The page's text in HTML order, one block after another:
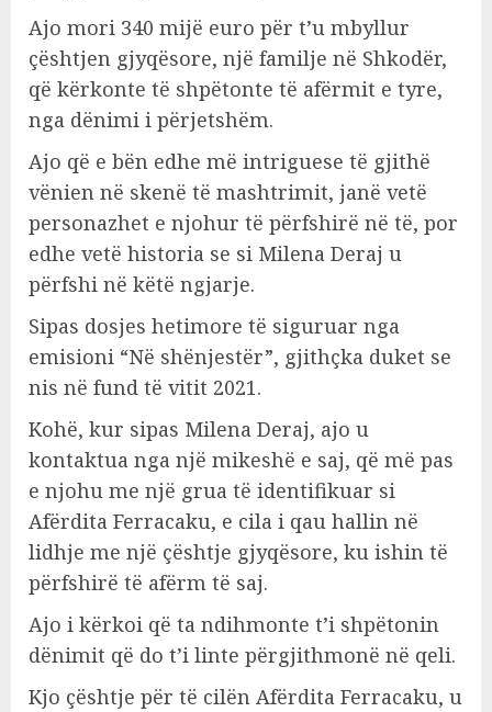
Ajo mori 340 mijë euro për t’u mbyllur
çështjen gjyqësore, një familje në Shkodër,
që kërkonte të shpëtonte të afërmit e tyre,
nga dënimi i përjetshëm.
Ajo që e bën edhe më intriguese të gjithë
vënien në skenë të mashtrimit, janë vetë
personazhet e njohur të përfshirë në të, por
edhe vetë historia se si Milena Deraj u
përfshi në këtë ngjarje.
Sipas dosjes hetimore të siguruar nga
emisioni “Në shënjestër”, gjithçka duket se
nis në fund të vitit 2021.
Kohë, kur sipas Milena Deraj, ajo u
kontaktua nga një mikeshë e saj, që më pas
e njohu me një grua të identifikuar si
Afërdita Ferracaku, e cila i qau hallin në
lidhje me një çështje gjyqësore, ku ishin të
përfshirë të afërm të saj.
Ajo i kërkoi që ta ndihmonte t’i shpëtonin
dënimit që do t’i linte përgjithmonë në qeli.
Kjo çështje për të cilën Afërdita Ferracaku, u